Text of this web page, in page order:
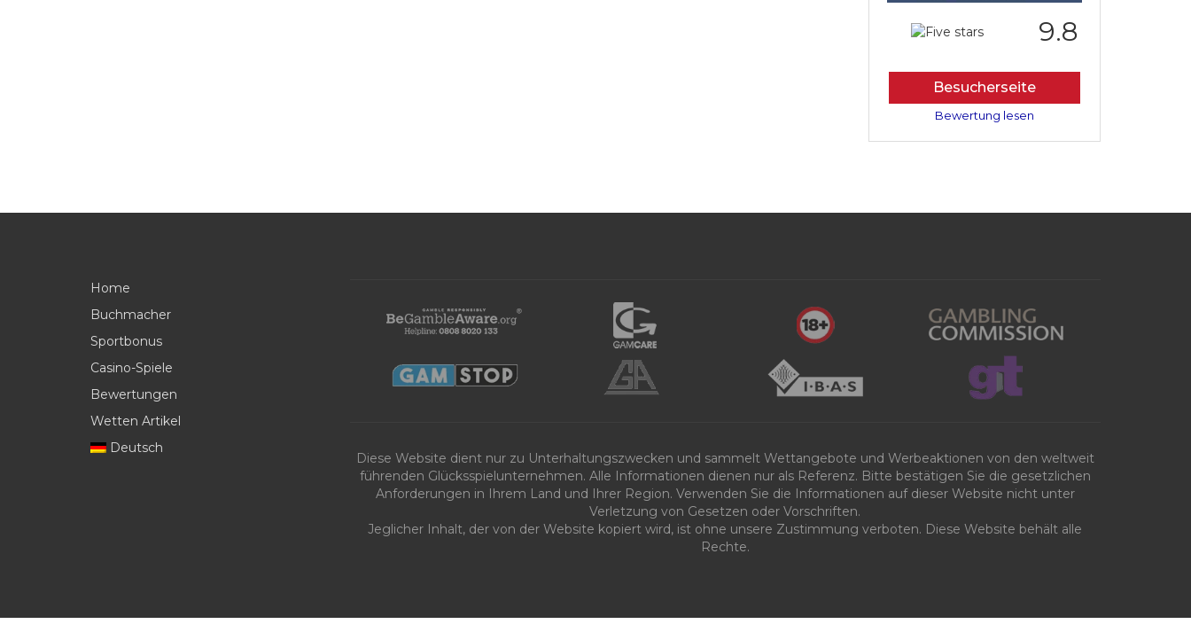
9.8
Besucherseite
Bewertung lesen
Home
Buchmacher
Sportbonus
Casino-Spiele
Bewertungen
Wetten Artikel
Deutsch
Diese Website dient nur zu Unterhaltungszwecken und sammelt Wettangebote und Werbeaktionen von den weltweit
führenden Glücksspielunternehmen. Alle Informationen dienen nur als Referenz. Bitte bestätigen Sie die gesetzlichen
Anforderungen in Ihrem Land und Ihrer Region. Verwenden Sie die Informationen auf dieser Website nicht unter
Verletzung von Gesetzen oder Vorschriften.
Jeglicher Inhalt, der von der Website kopiert wird, ist ohne unsere Zustimmung verboten. Diese Website behält alle
Rechte.